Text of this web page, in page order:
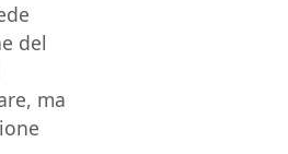
del
ma